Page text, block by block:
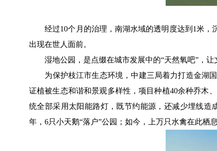
经过10个月的治理，南湖水域的透明度达到1米，
出现在世人面前。
湿地公园，是点缀在城市发展中的“天然氧吧”，让
为保护枝江市生态环境，中建三局着力打造金湖国
证植被生态和谐和景观多样性，项目种植40余种乔木
统全部采用太阳能路灯，既节约能源，还减少埋线造
年，6只小天鹅“落户”公园；如今，上万只水禽在此栖